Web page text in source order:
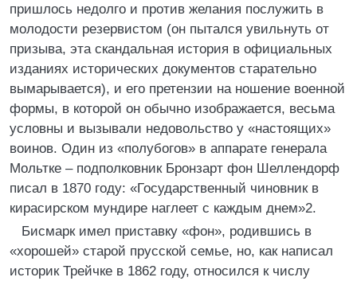
пришлось недолго и против желания послужить в
молодости резервистом (он пытался увильнуть от
призыва, эта скандальная история в официальных
изданиях исторических документов старательно
вымарывается), и его претензии на ношение военной
формы, в которой он обычно изображается, весьма
условны и вызывали недовольство у «настоящих»
воинов. Один из «полубогов» в аппарате генерала
Мольтке – подполковник Бронзарт фон Шеллендорф
писал в 1870 году: «Государственный чиновник в
кирасирском мундире наглеет с каждым днем»2.
Бисмарк имел приставку «фон», родившись в
«хорошей» старой прусской семье, но, как написал
историк Трейчке в 1862 году, относился к числу